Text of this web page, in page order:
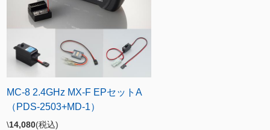
MC-8 2.4GHz MX-F EPセットA
（PDS-2503+MD-1）
\14,080(税込)